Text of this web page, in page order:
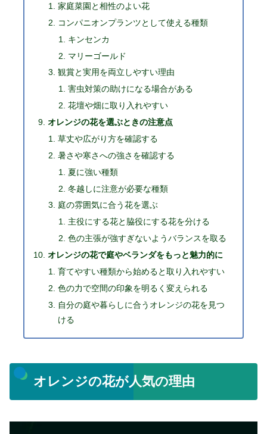
家庭菜園と相性のよい花
コンパニオンプランツとして使える種類
キンセンカ
マリーゴールド
観賞と実用を両立しやすい理由
害虫対策の助けになる場合がある
花壇や畑に取り入れやすい
オレンジの花を選ぶときの注意点
草丈や広がり方を確認する
暑さや寒さへの強さを確認する
夏に強い種類
冬越しに注意が必要な種類
庭の雰囲気に合う花を選ぶ
主役にする花と脇役にする花を分ける
色の主張が強すぎないようバランスを取る
オレンジの花で庭やベランダをもっと魅力的に
育てやすい種類から始めると取り入れやすい
色の力で空間の印象を明るく変えられる
自分の庭や暮らしに合うオレンジの花を見つ
ける
オレンジの花が人気の理由